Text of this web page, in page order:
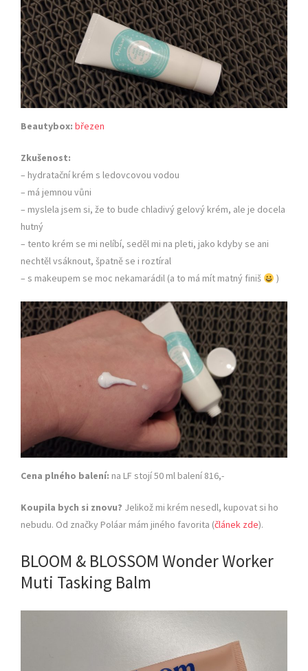
Beautybox: březen
Zkušenost:
– hydratační krém s ledovcovou vodou
– má jemnou vůni
– myslela jsem si, že to bude chladivý gelový krém, ale je docela
hutný
– tento krém se mi nelíbí, seděl mi na pleti, jako kdyby se ani
nechtěl vsáknout, špatně se i roztíral
– s makeupem se moc nekamarádil (a to má mít matný finiš
)
Cena plného balení: na LF stojí 50 ml balení 816,-
Koupila bych si znovu? Jelikož mi krém nesedl, kupovat si ho
nebudu. Od značky Poláar mám jiného favorita (článek zde).
BLOOM & BLOSSOM Wonder Worker
Muti Tasking Balm